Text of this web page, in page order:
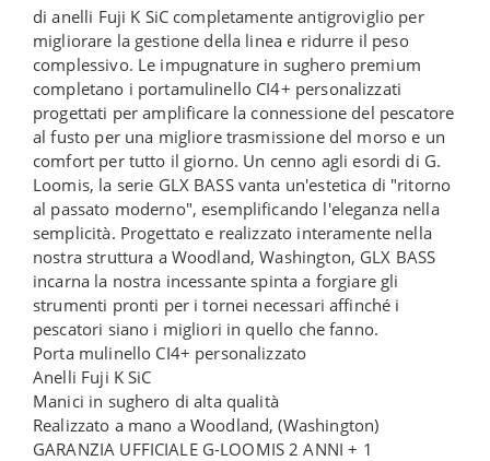
di anelli Fuji K SiC completamente antigroviglio per
migliorare la gestione della linea e ridurre il peso
complessivo. Le impugnature in sughero premium
completano i portamulinello CI4+ personalizzati
progettati per amplificare la connessione del pescatore
al fusto per una migliore trasmissione del morso e un
comfort per tutto il giorno. Un cenno agli esordi di G.
Loomis, la serie GLX BASS vanta un'estetica di "ritorno
al passato moderno", esemplificando l'eleganza nella
semplicità. Progettato e realizzato interamente nella
nostra struttura a Woodland, Washington, GLX BASS
incarna la nostra incessante spinta a forgiare gli
strumenti pronti per i tornei necessari affinché i
pescatori siano i migliori in quello che fanno.
Porta mulinello CI4+ personalizzato
Anelli Fuji K SiC
Manici in sughero di alta qualità
Realizzato a mano a Woodland, (Washington)
GARANZIA UFFICIALE G-LOOMIS 2 ANNI + 1